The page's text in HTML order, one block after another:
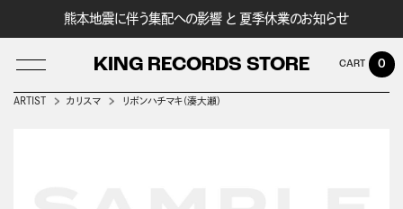
熊本地震に伴う集配への影響 と 夏季休業のお知らせ
KING RECORDS STORE 0
ARTIST カリスマ リボンハチマキ(湊大瀬)